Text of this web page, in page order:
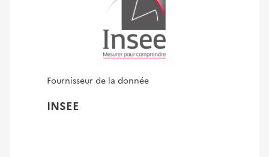
Fournisseur de la donnée
INSEE